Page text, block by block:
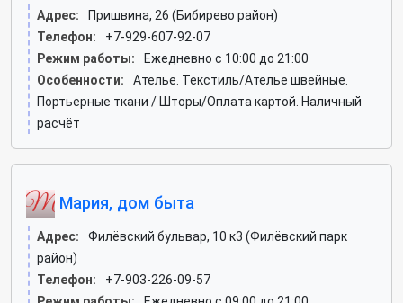
Адрес:
Пришвина, 26 (Бибирево район)
Телефон:
+7-929-607-92-07
Режим работы:
Ежедневно с 10:00 до 21:00
Особенности:
Ателье. Текстиль/Ателье швейные.
Портьерные ткани / Шторы/Оплата картой. Наличный
расчёт
Мария, дом быта
Адрес:
Филёвский бульвар, 10 к3 (Филёвский парк
район)
Телефон:
+7-903-226-09-57